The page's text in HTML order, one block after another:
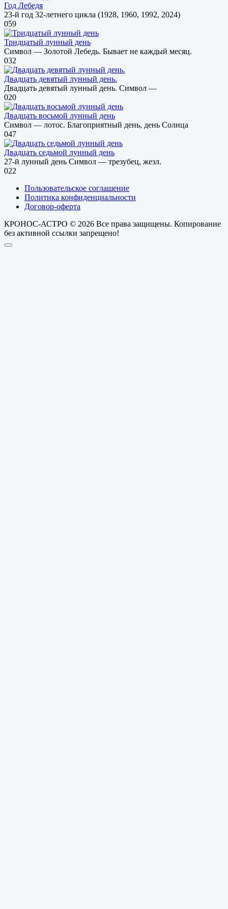
Год Лебедя
23-й год 32-летнего цикла (1928, 1960, 1992, 2024)
059
Тридцатый лунный день
Символ — Золотой Лебедь. Бывает не каждый месяц.
032
Двадцать девятый лунный день.
Двадцать девятый лунный день. Символ —
020
Двадцать восьмой лунный день
Символ — лотос. Благоприятный день, день Солнца
047
Двадцать седьмой лунный день
27-й лунный день Символ — трезубец, жезл.
022
Пользовательское соглашение
Политика конфиденциальности
Договор-оферта
КРОНОС-АСТРО © 2026 Все права защищены. Копирование
без активной ссылки запрещено!